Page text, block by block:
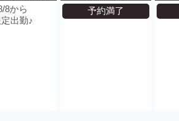
8から
出勤♪
予約満了